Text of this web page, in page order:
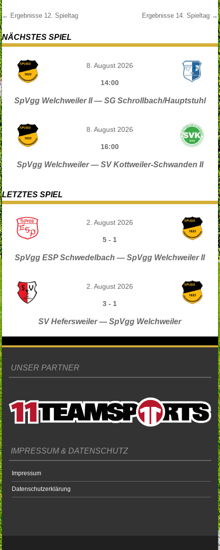
Post navigation
← Ergebnisse 12. Spieltag Ergebnisse 14. Spieltag →
NÄCHSTES SPIEL
8. August 2026
14:00
SpVgg Welchweiler II — SG Schrollbach/Hauptstuhl
8. August 2026
16:00
SpVgg Welchweiler — SV Kottweiler-Schwanden II
LETZTES SPIEL
2. August 2026
5 - 1
SpVgg ESP Schwedelbach — SpVgg Welchweiler II
2. August 2026
3 - 1
SV Hefersweiler — SpVgg Welchweiler
UNSER PARTNER
IMPRESSUM & DATENSCHUTZ
Impressum
Datenschutzerklärung